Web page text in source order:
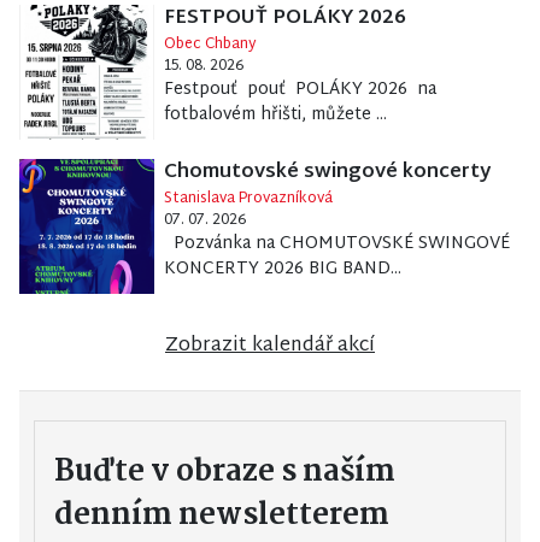
FESTPOUŤ POLÁKY 2026
Obec Chbany
15. 08. 2026
Festpouť pouť POLÁKY 2026 na
fotbalovém hřišti, můžete ...
Chomutovské swingové koncerty
Stanislava Provazníková
07. 07. 2026
Pozvánka na CHOMUTOVSKÉ SWINGOVÉ
KONCERTY 2026 BIG BAND...
Zobrazit kalendář akcí
Buďte v obraze s naším
denním newsletterem